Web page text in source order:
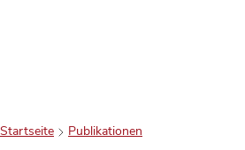
Startseite Publikationen